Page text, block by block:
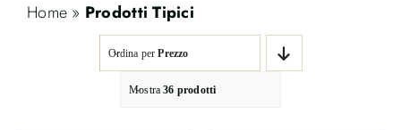
Home » Prodotti Tipici
Ordina perPrezzo
Mostra36 prodotti